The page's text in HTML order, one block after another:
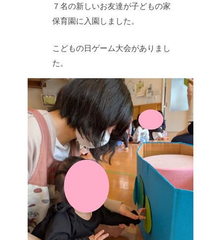
７名の新しいお友達が子どもの家
保育園に入園しました。
こどもの日ゲーム大会がありまし
た。